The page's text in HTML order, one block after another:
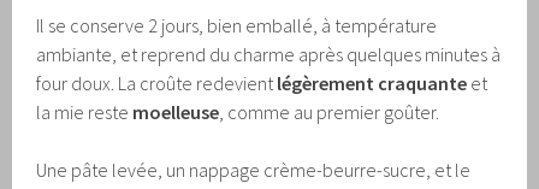
Il se conserve 2 jours, bien emballé, à température
ambiante, et reprend du charme après quelques minutes à
four doux. La croûte redevient légèrement craquante et
la mie reste moelleuse , comme au premier goûter.
Une pâte levée, un nappage crème-beurre-sucre, et le